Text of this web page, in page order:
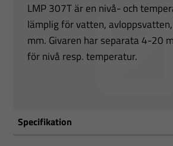
LMP 307T är en nivå- och
lämplig för vatten,
mm. Givaren har separata 4-20
för nivå resp. temperatur.
Specifikation